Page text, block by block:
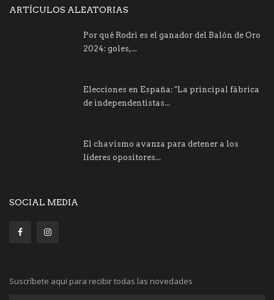
ARTÍCULOS ALEATORIAS
Por qué Rodri es el ganador del Balón de Oro
2024: goles,...
Elecciones en España: "La principal fábrica
de independentistas...
El chavismo avanza para detener a los
líderes opositores...
SOCIAL MEDIA
Suscríbete aquí para recibir todas las novedades